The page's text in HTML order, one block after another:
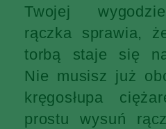
Twojej
rączka sprawia,
torbą staje się
Nie musisz już
kręgosłupa
prostu wysuń